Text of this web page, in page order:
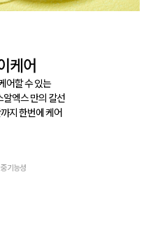
케어
어할 수 있는
알엑스 만의 칼선
지 한번에 케어
기능성